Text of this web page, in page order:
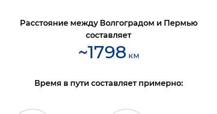
Расстояние между Волгоградом и Пермью
составляет
~1798 км
Время в пути составляет примерно: